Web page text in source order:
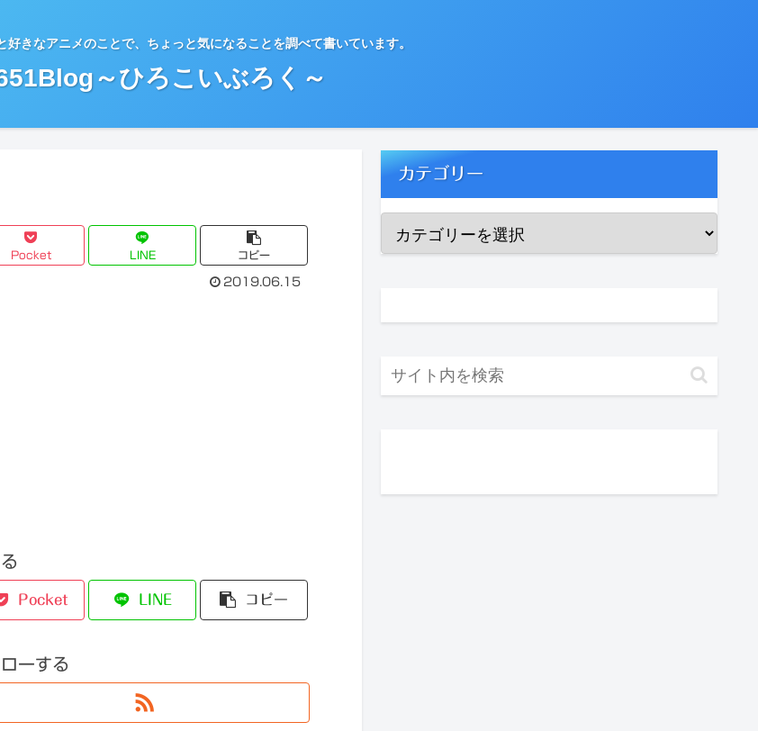
好きなアニメのことで、ちょっと気になることを調べて書いています。
～ひろこいぶろく～
Pocket LINE コピー
2019.06.15
Pocket LINE コピー
ーする
カテゴリー